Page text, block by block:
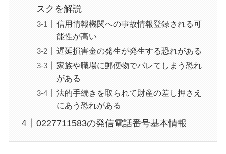
スクを解説
信用情報機関への事故情報登録される可
能性が高い
遅延損害金の発生が発生する恐れがある
家族や職場に郵便物でバレてしまう恐れ
がある
法的手続きを取られて財産の差し押さえ
にあう恐れがある
0227711583の発信電話番号基本情報